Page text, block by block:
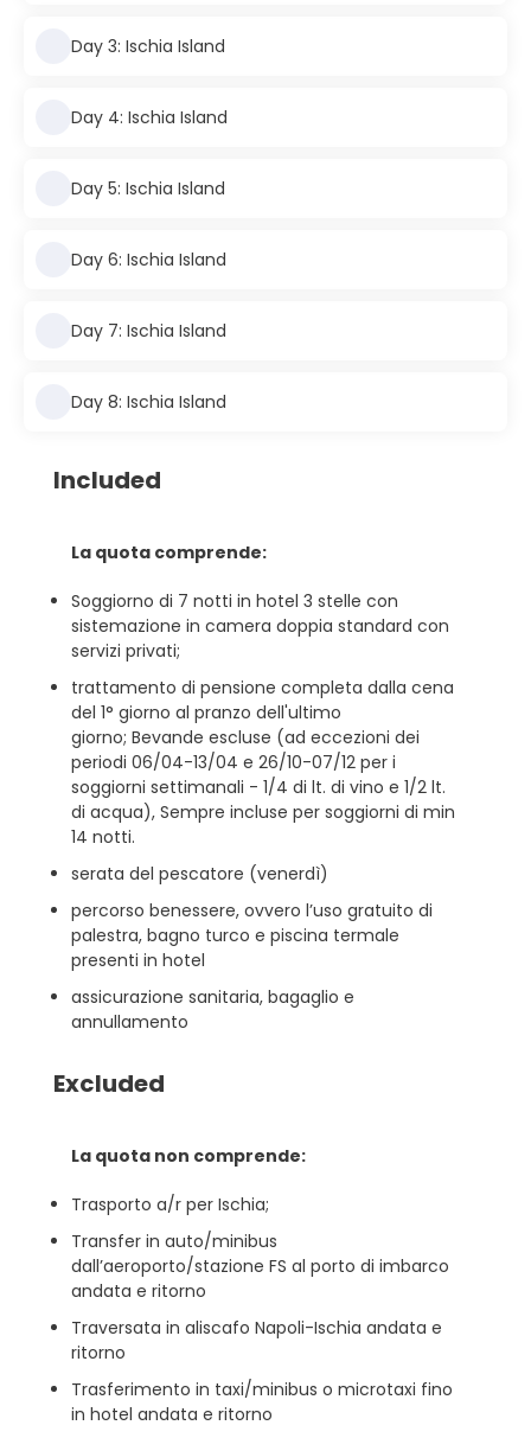
Day 3: Ischia Island
Day 4: Ischia Island
Day 5: Ischia Island
Day 6: Ischia Island
Day 7: Ischia Island
Day 8: Ischia Island
Included
La quota comprende:
Soggiorno di 7 notti in hotel 3 stelle con
sistemazione in camera doppia standard con
servizi privati;
trattamento di pensione completa dalla cena
del 1° giorno al pranzo dell'ultimo
giorno; Bevande escluse (ad eccezioni dei
periodi 06/04-13/04 e 26/10-07/12 per i
soggiorni settimanali - 1/4 di lt. di vino e 1/2 lt.
di acqua), Sempre incluse per soggiorni di min
14 notti.
serata del pescatore (venerdì)
percorso benessere, ovvero l’uso gratuito di
palestra, bagno turco e piscina termale
presenti in hotel
assicurazione sanitaria, bagaglio e
annullamento
Excluded
La quota non comprende:
Trasporto a/r per Ischia;
Transfer in auto/minibus
dall’aeroporto/stazione FS al porto di imbarco
andata e ritorno
Traversata in aliscafo Napoli-Ischia andata e
ritorno
Trasferimento in taxi/minibus o microtaxi fino
in hotel andata e ritorno